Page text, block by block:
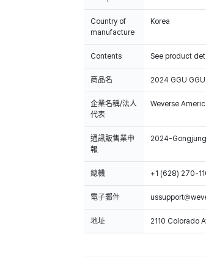
Country of
manufacture
Korea
Contents See product
商品名 2024 GGU GGU
企業名稱/法人
代表
Weverse
通訊販售業申
報
2024-
總機 +1 (628) 270-
電子郵件
地址 2110 Colorado